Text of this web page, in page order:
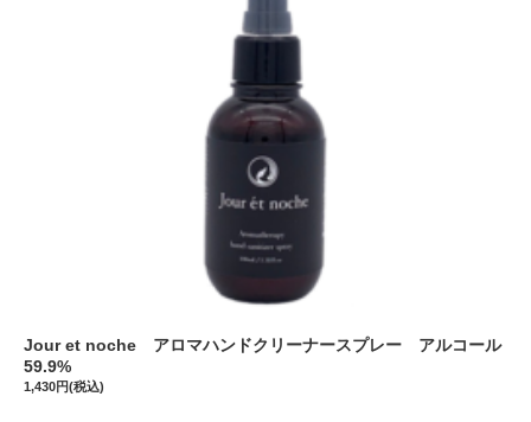
Jour et noche アロマハンドクリーナースプレー アルコール
59.9%
1,430円(税込)